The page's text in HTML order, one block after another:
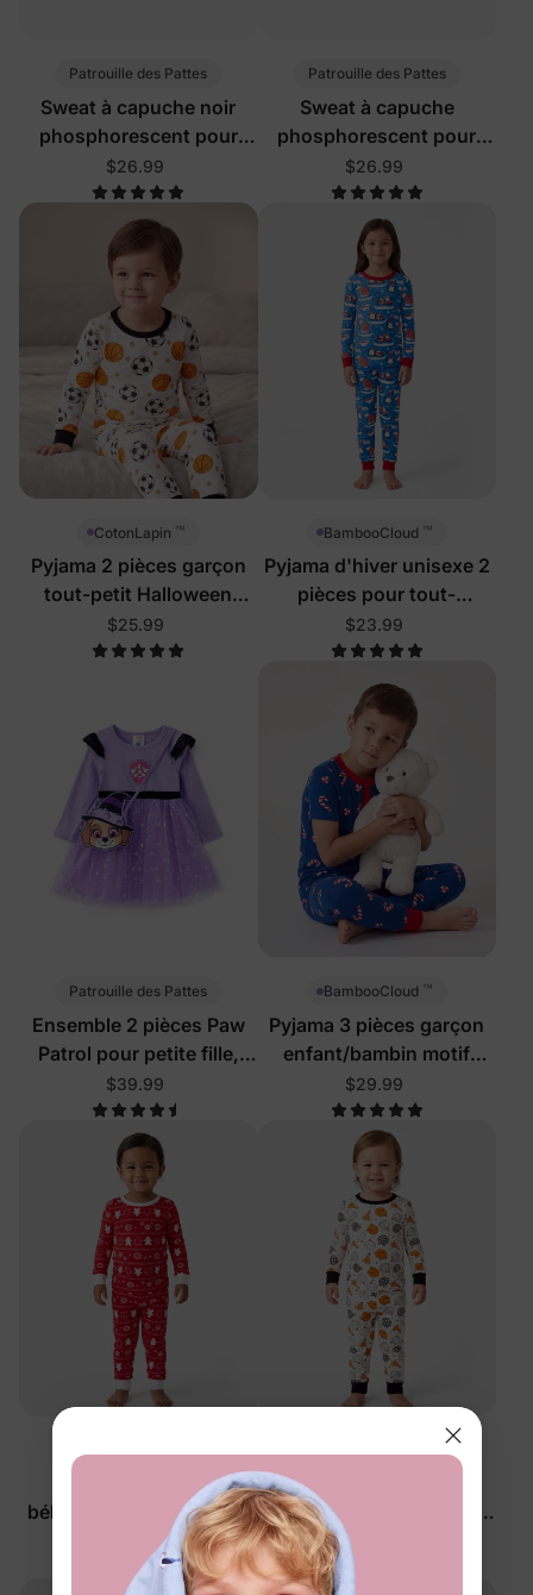
Patrouille des Pattes
Sweat à capuche noir
phosphorescent pour
tout-petit garçon de la
Pat' Patrouille Chase
Halloween
$26.99
Patrouille des Pattes
Sweat à capuche
phosphorescent pour
petite fille de la Pat'
Patrouille, motif Skye,
Halloween, noir et blanc
$26.99
CotonLapin ™
Pyjama 2 pièces garçon
tout-petit Halloween
blanc
$25.99
BambooCloud ™
Pyjama d'hiver unisexe 2
pièces pour tout-
petits/enfants motif
pingouin
$23.99
Patrouille des Pattes
Ensemble 2 pièces Paw
Patrol pour petite fille,
robe d'Halloween à
manches longues en tulle
et sac ou chapeau Skye,
violet
$39.99
BambooCloud ™
Pyjama 3 pièces garçon
enfant/bambin motif
canne en sucre de Noël
$29.99
Pyjama unisexe
bébé/tout-petit 2 pièces
pain d'épices et renne de
Noël
$19.99
Pyjama unisexe
bébé/tout-petit 2 pièces
citrouilles souriantes
$19.99